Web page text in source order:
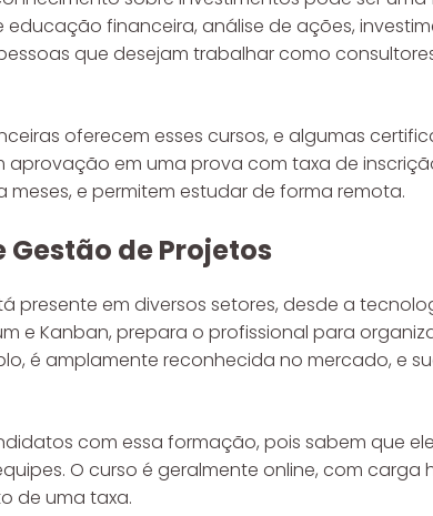
financeira, análise de ações,
que desejam trabalhar como
oferecem esses cursos, e algumas
aprovação em uma prova com taxa de
e permitem estudar de forma remota.
de Projetos
presente em diversos setores, desde a
e Kanban, prepara o profissional para
é amplamente reconhecida no mercado, e
com essa formação, pois sabem que
O curso é geralmente online, com carga
de uma taxa.